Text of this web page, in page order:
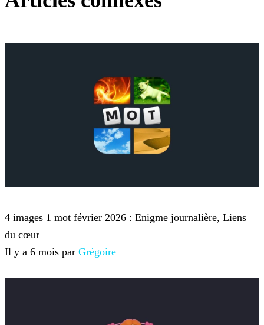
4 images 1 mot février 2026 : Enigme journalière, Liens
du cœur
Il y a 6 mois par Grégoire